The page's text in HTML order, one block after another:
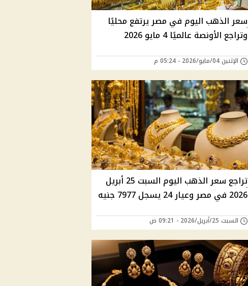
سعر الذهب اليوم في مصر يرتفع محليًا
وتراجع الأونصة عالميًا 4 مايو 2026
الإثنين 04/مايو/2026 - 05:24 م
تراجع سعر الذهب اليوم السبت 25 أبريل
2026 في مصر وعيار 24 يسجل 7977 جنيه
السبت 25/أبريل/2026 - 09:21 ص